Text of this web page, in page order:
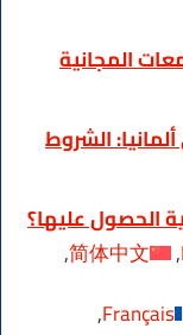
المجانية
الشروط
الحصول عليها؟
简体中文
Français